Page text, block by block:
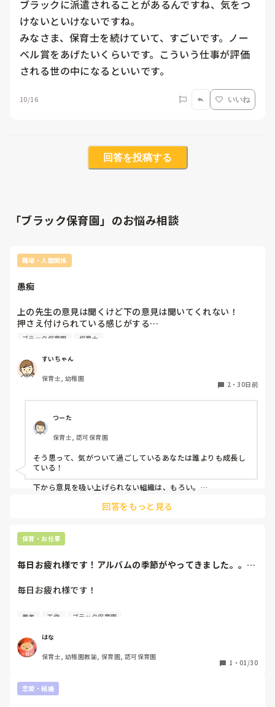
ブラックに派遣されることがあるんですね、気をつ
けないといけないですね。
みなさま、保育士を続けていて、すごいです。ノー
ベル賞をあげたいくらいです。こういう仕事が評価
される世の中になるといいです。
10/16 いいね
回答を投稿する
「ブラック保育園」のお悩み相談
職場・人間関係
愚痴
上の先生の意見は聞くけど下の意見は聞いてくれない！
押さえ付けられている感じがする…
はいはい聞いて従っている
成長しない園だなと思っている
ブラック保育園 保育士
すいちゃん
保育士, 幼稚園
2・30日前
つーた
保育士, 認可保育園
そう思って、気がついて過ごしているあなたは誰よりも成長し
ている！
下から意見を吸い上げられない組織は、もろい。
そのうち消えますね。
こんな幼児保育じゃあ、
日本の未来なんか、真っ暗でしょ？
査する、みたいなのが必要かもね。
回答をもっと見る
保育・お仕事
毎日お疲れ様です！アルバムの季節がやってきました。。。
毎日お疲れ様です！
アルバムの季節がやってきました。。。
一生保管できると思うんですが、、。
折り紙でなんて絶対10年、20年後には黄ばむと思うこの頃
です。。
それで周りのハートとか、クローバーとかを作るのに、
ある先生から、ポンと押したら、パチンとハートや
業者 工作 ブラック保育園
はな
保育士, 幼稚園教諭, 保育園, 認可保育園
1 ・ 01/30
恋愛・結婚